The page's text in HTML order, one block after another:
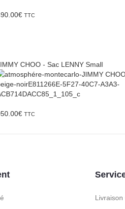
€ TTC
CHOO - Sac LENNY Small
€ TTC